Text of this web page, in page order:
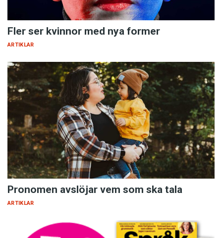
Fler ser kvinnor med nya former
ARTIKLAR
Pronomen avslöjar vem som ska tala
ARTIKLAR